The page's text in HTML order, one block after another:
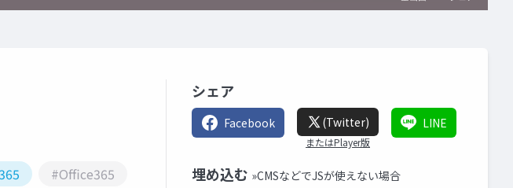
#Office365
シェア
Facebook (Twitter)
またはPlayer版
LINE
埋め込む »CMSなどでJSが使えない場合